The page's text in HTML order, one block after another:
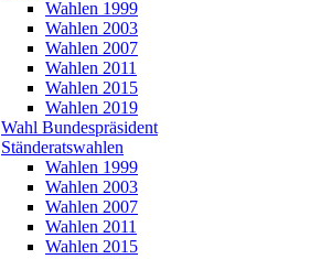
Wahlen 1999
Wahlen 2003
Wahlen 2007
Wahlen 2011
Wahlen 2015
Wahlen 2019
Wahl Bundespräsident
Ständeratswahlen
Wahlen 1999
Wahlen 2003
Wahlen 2007
Wahlen 2011
Wahlen 2015